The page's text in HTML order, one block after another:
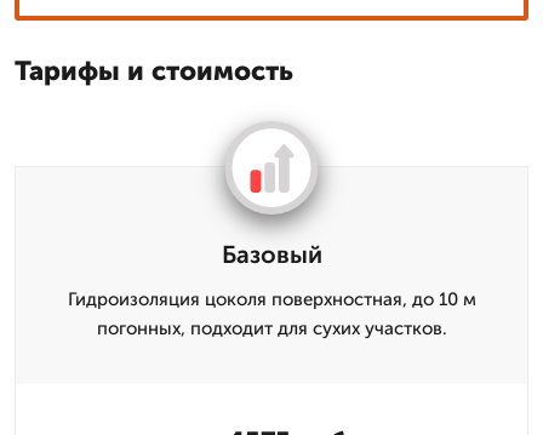
Тарифы и стоимость
Базовый
Гидроизоляция цоколя поверхностная, до 10 м
погонных, подходит для сухих участков.